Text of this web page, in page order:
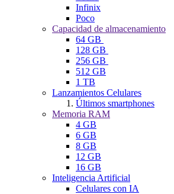
Infinix
Poco
Capacidad de almacenamiento
64 GB
128 GB
256 GB
512 GB
1 TB
Lanzamientos Celulares
Últimos smartphones
Memoria RAM
4 GB
6 GB
8 GB
12 GB
16 GB
Inteligencia Artificial
Celulares con IA